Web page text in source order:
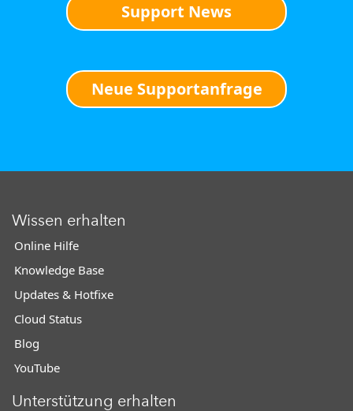
Support News
Neue Supportanfrage
Wissen erhalten
Online Hilfe
Knowledge Base
Updates & Hotfixe
Cloud Status
Blog
YouTube
Unterstützung erhalten